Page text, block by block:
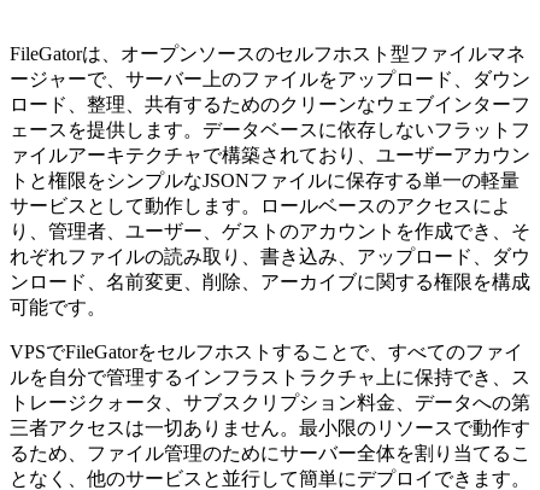
FileGatorは、オープンソースのセルフホスト型ファイルマネ
ージャーで、サーバー上のファイルをアップロード、ダウン
ロード、整理、共有するためのクリーンなウェブインターフ
ェースを提供します。データベースに依存しないフラットフ
ァイルアーキテクチャで構築されており、ユーザーアカウン
トと権限をシンプルなJSONファイルに保存する単一の軽量
サービスとして動作します。ロールベースのアクセスによ
り、管理者、ユーザー、ゲストのアカウントを作成でき、そ
れぞれファイルの読み取り、書き込み、アップロード、ダウ
ンロード、名前変更、削除、アーカイブに関する権限を構成
可能です。
VPSでFileGatorをセルフホストすることで、すべてのファイ
ルを自分で管理するインフラストラクチャ上に保持でき、ス
トレージクォータ、サブスクリプション料金、データへの第
三者アクセスは一切ありません。最小限のリソースで動作す
るため、ファイル管理のためにサーバー全体を割り当てるこ
となく、他のサービスと並行して簡単にデプロイできます。